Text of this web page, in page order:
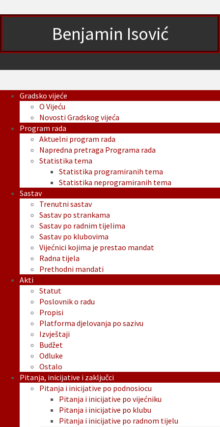
Benjamin Isović
Gradsko vijeće
O Vijeću
Novosti Gradskog vijeća
Program rada
Aktuelni program rada
Napredna pretraga Programa rada
Statistika tema
Statistika programiranih tema
Statistika neprogramiranih tema
Sastav
Trenutni sastav
Sastav po strankama
Sastav po radnim tijelima
Sastav po klubovima
Vijećnici kojima je prestao mandat
Radna tijela
Prethodni mandati
Akti
Statut
Poslovnik o radu
Propisi
Platforma djelovanja po sazivu
Izvještaji
Budžet
Odluke
Ostalo
Pitanja, inicijative i zaključci
Pitanja i inicijative po podnosiocu
Pitanja i inicijative po vijećniku
Pitanja i inicijative po klubu
Pitanja i inicijative po radnom tijelu